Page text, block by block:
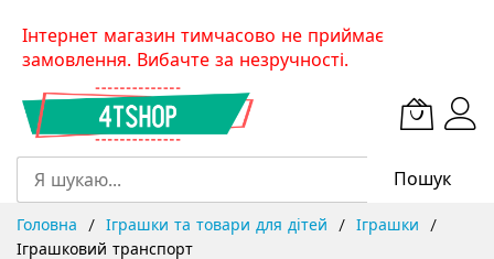
SkipІнтернет магазин тимчасово не приймає
замовлення. Вибачте за незручності.
Пошук
Головна Іграшки та товари для дітей
Іграшки
Іграшковий транспорт